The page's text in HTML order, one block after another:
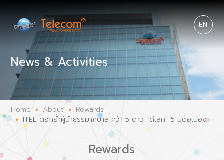
EN
News & Activities
Home About
Rewards
ITEL ตอกย้ำผู้นำธรรมาภิบาล คว้า 5 ดาว “ดีเลิศ” 5 ปีต่อเนื่อง
Rewards